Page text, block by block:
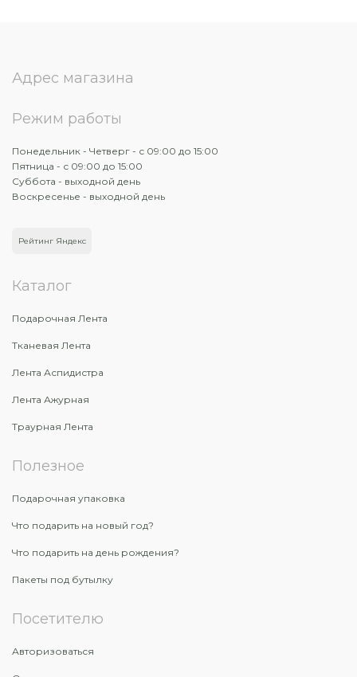
Адрес магазина
Режим работы
Понедельник - Четверг - с 09:00 до 15:00
Пятница - с 09:00 до 15:00
Суббота - выходной день
Воскресенье - выходной день
Рейтинг Яндекс
Каталог
Подарочная Лента
Тканевая Лента
Лента Аспидистра
Лента Ажурная
Траурная Лента
Полезное
Подарочная упаковка
Что подарить на новый год?
Что подарить на день рождения?
Пакеты под бутылку
Посетителю
Авторизоваться